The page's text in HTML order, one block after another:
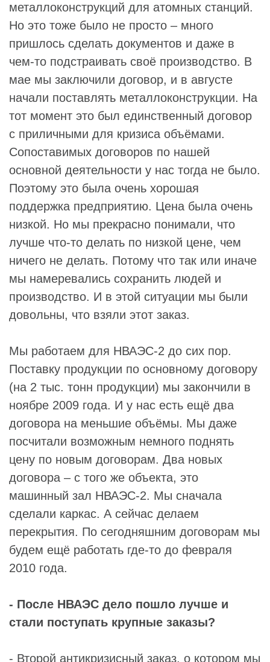
металлоконструкций для атомных станций.
Но это тоже было не просто – много
пришлось сделать документов и даже в
чем-то подстраивать своё производство. В
мае мы заключили договор, и в августе
начали поставлять металлоконструкции. На
тот момент это был единственный договор
с приличными для кризиса объёмами.
Сопоставимых договоров по нашей
основной деятельности у нас тогда не было.
Поэтому это была очень хорошая
поддержка предприятию. Цена была очень
низкой. Но мы прекрасно понимали, что
лучше что-то делать по низкой цене, чем
ничего не делать. Потому что так или иначе
мы намеревались сохранить людей и
производство. И в этой ситуации мы были
довольны, что взяли этот заказ.
Мы работаем для НВАЭС-2 до сих пор.
Поставку продукции по основному договору
(на 2 тыс. тонн продукции) мы закончили в
ноябре 2009 года. И у нас есть ещё два
договора на меньшие объёмы. Мы даже
посчитали возможным немного поднять
цену по новым договорам. Два новых
договора – с того же объекта, это
машинный зал НВАЭС-2. Мы сначала
сделали каркас. А сейчас делаем
перекрытия. По сегодняшним договорам мы
будем ещё работать где-то до февраля
2010 года.
- После НВАЭС дело пошло лучше и
стали поступать крупные заказы?
- Второй антикризисный заказ, о котором мы